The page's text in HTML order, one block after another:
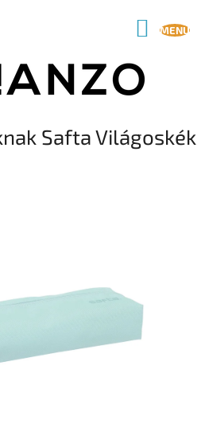
KOSÁR
Safta Világoskék